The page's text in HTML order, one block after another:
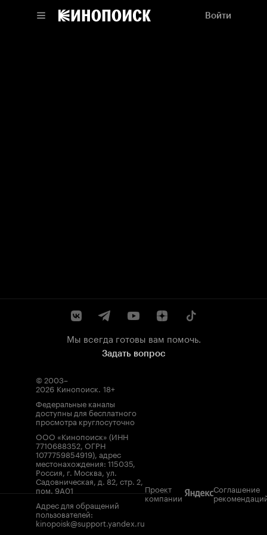
Войти
Мы всегда готовы вам помочь.
Задать вопрос
© 2003–
2026 Кинопоиск. 18+
Федеральные каналы
доступны для бесплатного
просмотра круглосуточно
ООО «Кинопоиск» (ИНН
7710688352, ОГРН
1077759854919), адрес
местонахождения: 115035,
Россия, г. Москва, ул.
Садовническая, д. 82, стр. 2,
пом. 9А01
Адрес для обращений
пользователей:
kinopoisk@support.yandex.ru
Проект
компании
Соглашение